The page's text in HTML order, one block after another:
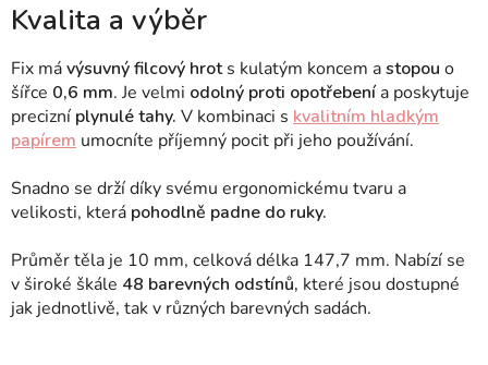
Kvalita a výběr
Fix mávýsuvný filcový hrot s kulatým koncem astopou o
šířce 0,6 mm. Je velmi odolný proti opotřebení a poskytuje
precizní plynulé tahy. V kombinaci s kvalitním hladkým
papírem umocníte příjemný pocit při jeho používání.
Snadno se drží díky svému ergonomickému tvaru a
velikosti, která pohodlně padne do ruky.
Průměr těla je 10 mm, celková délka 147,7 mm. Nabízí se
v široké škále 48 barevných odstínů, které jsou dostupné
jak jednotlivě, tak v různých barevných sadách.